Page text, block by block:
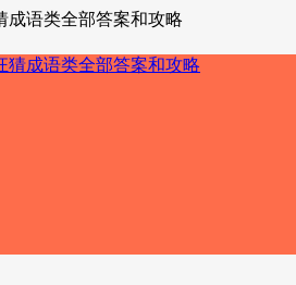
成语类全部答案和攻略